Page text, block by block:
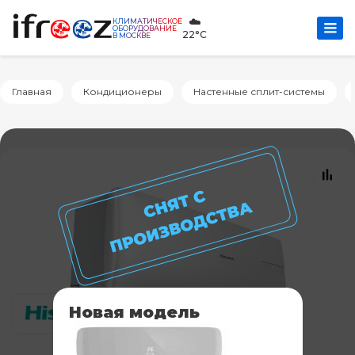
КЛИМАТИЧЕСКОЕ
ОБОРУДОВАНИЕ
В МОСКВЕ
☁️
22°C
Главная Кондиционеры Настенные сплит-системы
Новая модель